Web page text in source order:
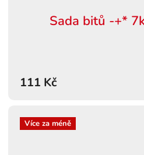
Sada bitů -+*
111 Kč
Více za méně